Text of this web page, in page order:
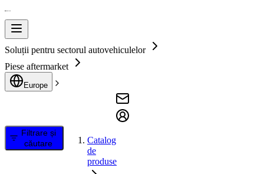
Soluții pentru sectorul autovehiculelor
Piese aftermarket
Europe
Filtrare și
căutare
Catalog
de
produse